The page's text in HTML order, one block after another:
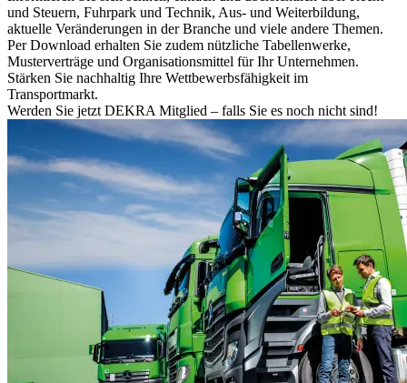
und Steuern, Fuhrpark und Technik, Aus- und Weiterbildung,
aktuelle Veränderungen in der Branche und viele andere Themen.
Per Download erhalten Sie zudem nützliche Tabellenwerke,
Musterverträge und Organisationsmittel für Ihr Unternehmen.
Stärken Sie nachhaltig Ihre Wettbewerbsfähigkeit im
Transportmarkt.
Werden Sie jetzt DEKRA Mitglied – falls Sie es noch nicht sind!